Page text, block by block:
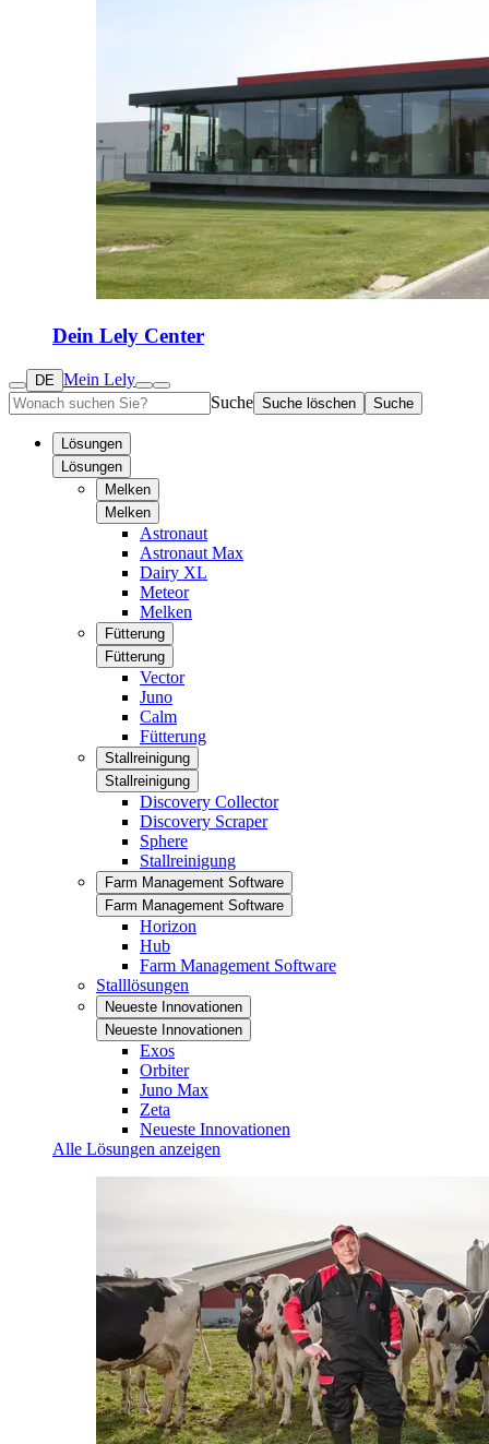
Dein Lely Center
DE Mein Lely
Suche Suche löschen Suche
Lösungen
Lösungen
Melken
Melken
Astronaut
Astronaut Max
Dairy XL
Meteor
Melken
Fütterung
Fütterung
Vector
Juno
Calm
Fütterung
Stallreinigung
Stallreinigung
Discovery Collector
Discovery Scraper
Sphere
Stallreinigung
Farm Management Software
Farm Management Software
Horizon
Hub
Farm Management Software
Stalllösungen
Neueste Innovationen
Neueste Innovationen
Exos
Orbiter
Juno Max
Zeta
Neueste Innovationen
Alle Lösungen anzeigen